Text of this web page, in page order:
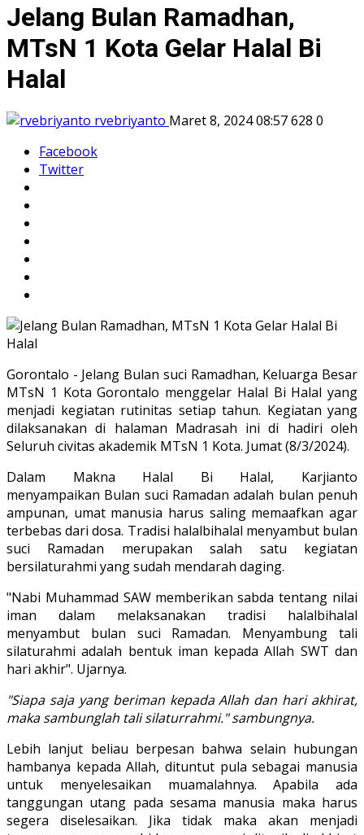
Jelang Bulan Ramadhan,
MTsN 1 Kota Gelar Halal Bi
Halal
rvebriyanto Maret 8, 2024 08:57628 0
Facebook
Twitter
Gorontalo - Jelang Bulan suci Ramadhan, Keluarga Besar
MTsN 1 Kota Gorontalo menggelar Halal Bi Halal yang
menjadi kegiatan rutinitas setiap tahun. Kegiatan yang
dilaksanakan di halaman Madrasah ini di hadiri oleh
Seluruh civitas akademik MTsN 1 Kota. Jumat (8/3/2024).
Dalam Makna Halal Bi Halal, Karjianto
menyampaikan Bulan suci Ramadan adalah bulan penuh
ampunan, umat manusia harus saling memaafkan agar
terbebas dari dosa. Tradisi halalbihalal menyambut bulan
suci Ramadan merupakan salah satu kegiatan
bersilaturahmi yang sudah mendarah daging.
"Nabi Muhammad SAW memberikan sabda tentang nilai
iman dalam melaksanakan tradisi halalbihalal
menyambut bulan suci Ramadan. Menyambung tali
silaturahmi adalah bentuk iman kepada Allah SWT dan
hari akhir". Ujarnya.
"Siapa saja yang beriman kepada Allah dan hari akhirat,
maka sambunglah tali silaturrahmi." sambungnya.
Lebih lanjut beliau berpesan bahwa selain hubungan
hambanya kepada Allah, dituntut pula sebagai manusia
untuk menyelesaikan muamalahnya. Apabila ada
tanggungan utang pada sesama manusia maka harus
segera diselesaikan. Jika tidak maka akan menjadi